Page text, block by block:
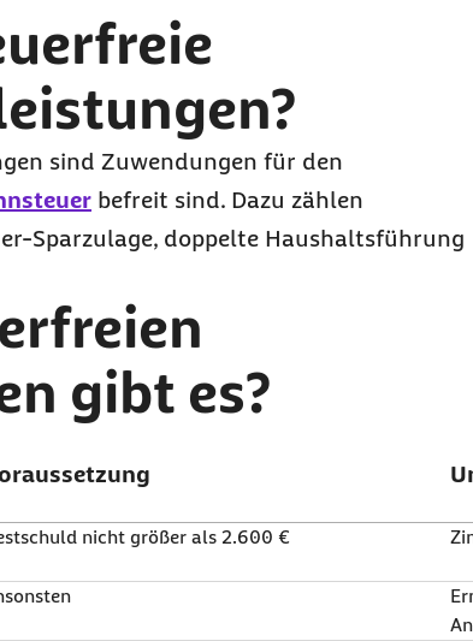
sind Zuwendungen für den
befreit sind. Dazu zählen
Sparzulage, doppelte Haushaltsführung
gibt es?
nicht größer als 2.600 €